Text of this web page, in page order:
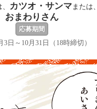
カツオ・サンマ または、
おまわりさん
応募期間
3日～10月31日（18時締切）